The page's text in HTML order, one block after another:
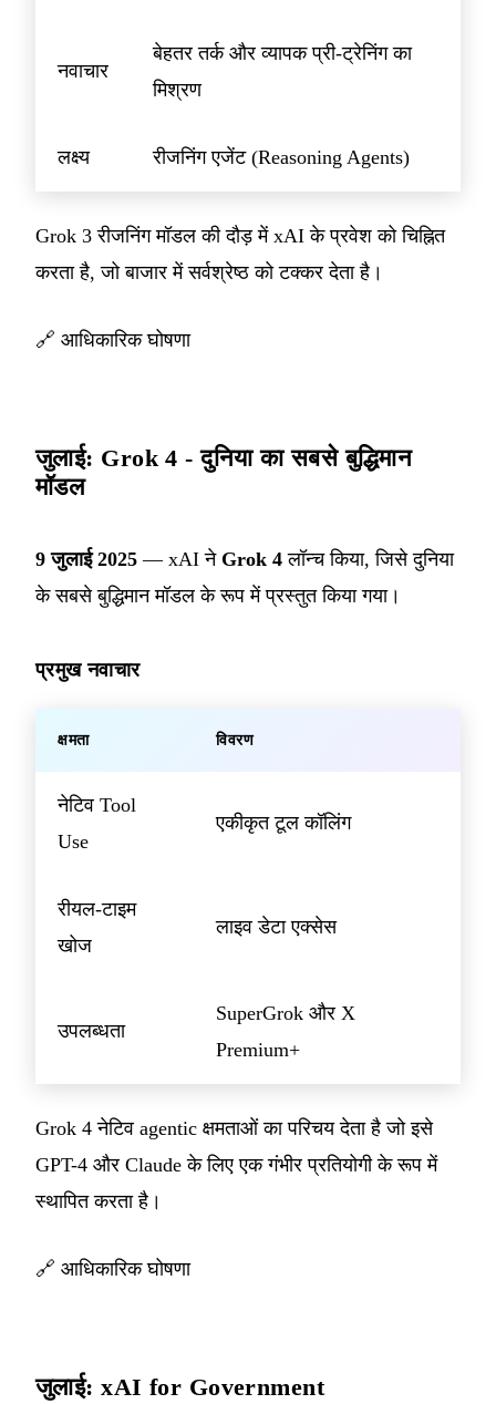
नवाचार
बेहतर तर्क और व्यापक प्री-ट्रेनिंग का
मिश्रण
लक्ष्य रीजनिंग एजेंट (Reasoning Agents)
Grok 3 रीजनिंग मॉडल की दौड़ में xAI के प्रवेश को चिह्नित
करता है, जो बाजार में सर्वश्रेष्ठ को टक्कर देता है।
🔗 आधिकारिक घोषणा
जुलाई: Grok 4 - दुनिया का सबसे बुद्धिमान
मॉडल
9 जुलाई 2025 — xAI ने Grok 4 लॉन्च किया, जिसे दुनिया
के सबसे बुद्धिमान मॉडल के रूप में प्रस्तुत किया गया।
प्रमुख नवाचार
क्षमता विवरण
नेटिव Tool
Use
एकीकृत टूल कॉलिंग
रीयल-टाइम
खोज
लाइव डेटा एक्सेस
उपलब्धता
SuperGrok और X
Premium+
Grok 4 नेटिव agentic क्षमताओं का परिचय देता है जो इसे
GPT-4 और Claude के लिए एक गंभीर प्रतियोगी के रूप में
स्थापित करता है।
🔗 आधिकारिक घोषणा
जुलाई: xAI for Government